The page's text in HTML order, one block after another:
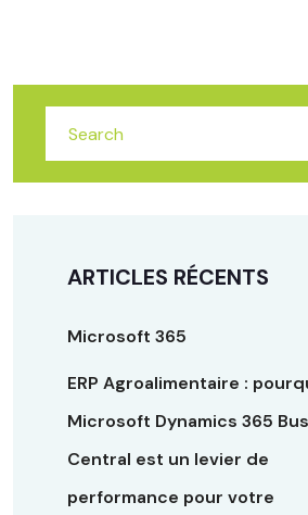
ARTICLES RÉCENTS
Microsoft 365
ERP Agroalimentaire :
Microsoft Dynamics 365
Central est un levier de
performance pour votre